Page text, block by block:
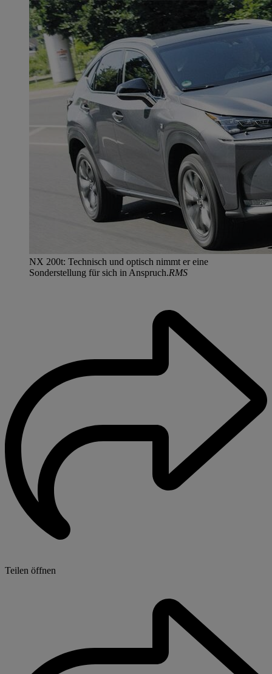
NX 200t: Technisch und optisch nimmt er eine
Sonderstellung für sich in Anspruch.RMS
Teilen öffnen